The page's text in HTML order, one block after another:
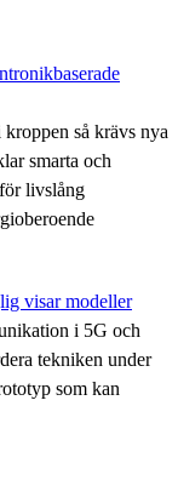
så krävs nya
smarta och
livslång
visar modeller
i 5G och
tekniken under
som kan